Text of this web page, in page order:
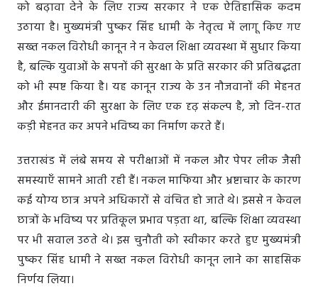
को बढ़ावा देने के लिए राज्य सरकार ने एक ऐतिहासिक कदम
उठाया है। मुख्यमंत्री पुष्कर सिंह धामी के नेतृत्व में लागू किए गए
सख्त नकल विरोधी कानून ने न केवल शिक्षा व्यवस्था में सुधार किया
है, बल्कि युवाओं के सपनों की सुरक्षा के प्रति सरकार की प्रतिबद्धता
को भी स्पष्ट किया है। यह कानून राज्य के उन नौजवानों की मेहनत
और ईमानदारी की सुरक्षा के लिए एक दृढ़ संकल्प है, जो दिन-रात
कड़ी मेहनत कर अपने भविष्य का निर्माण करते हैं।
उत्तराखंड में लंबे समय से परीक्षाओं में नकल और पेपर लीक जैसी
समस्याएँ सामने आती रही हैं। नकल माफिया और भ्रष्टाचार के कारण
कई योग्य छात्र अपने अधिकारों से वंचित हो जाते थे। इससे न केवल
छात्रों के भविष्य पर प्रतिकूल प्रभाव पड़ता था, बल्कि शिक्षा व्यवस्था
पर भी सवाल उठते थे। इस चुनौती को स्वीकार करते हुए मुख्यमंत्री
पुष्कर सिंह धामी ने सख्त नकल विरोधी कानून लाने का साहसिक
निर्णय लिया।